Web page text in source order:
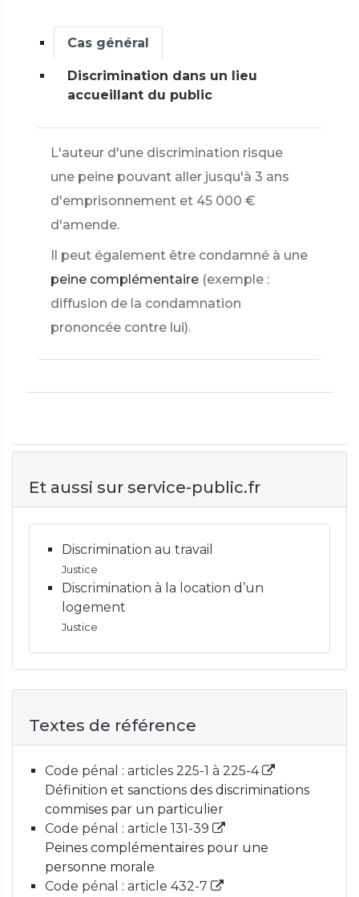
Cas général
Discrimination dans un lieu
accueillant du public
L'auteur d'une discrimination risque
une peine pouvant aller jusqu'à 3 ans
d'emprisonnement et 45 000 €
d'amende.
Il peut également être condamné à une
peine complémentaire (exemple :
diffusion de la condamnation
prononcée contre lui).
Et aussi sur service-public.fr
Discrimination au travail
Justice
Discrimination à la location d’un
logement
Justice
Textes de référence
Code pénal : articles 225-1 à 225-4
Définition et sanctions des discriminations
commises par un particulier
Code pénal : article 131-39
Peines complémentaires pour une
personne morale
Code pénal : article 432-7